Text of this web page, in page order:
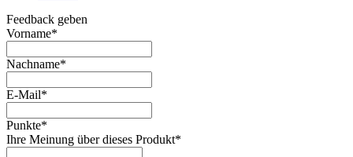
Feedback geben
Vorname*
Nachname*
E-Mail*
Punkte*
Ihre Meinung über dieses Produkt*